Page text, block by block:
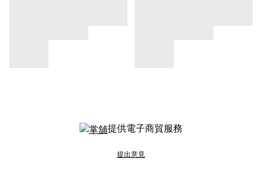
提供電子商貿服務
提出意見